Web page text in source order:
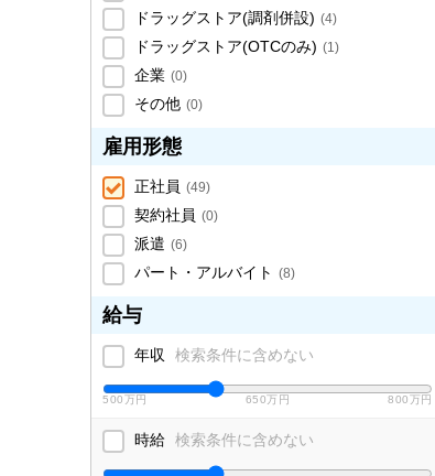
ドラッグストア(調剤併設) (4)
ドラッグストア(OTCのみ) (1)
企業 (0)
その他 (0)
雇用形態
正社員 (49)
契約社員 (0)
派遣 (6)
パート・アルバイト (8)
給与
年収 検索条件に含めない
500万円 650万円 800万円
時給 検索条件に含めない